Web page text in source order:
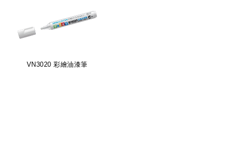
VN3020 彩繪油漆筆